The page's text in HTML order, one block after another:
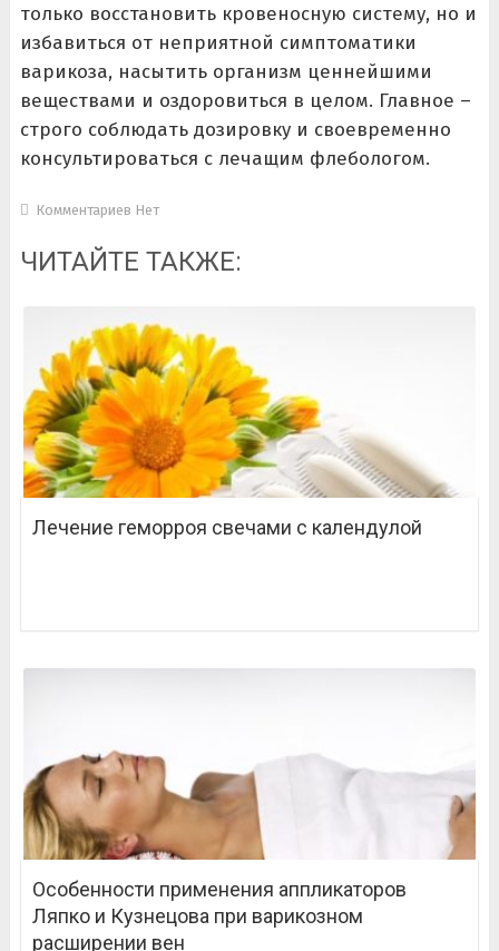
только восстановить кровеносную систему, но и
избавиться от неприятной симптоматики
варикоза, насытить организм ценнейшими
веществами и оздоровиться в целом. Главное –
строго соблюдать дозировку и своевременно
консультироваться с лечащим флебологом.
Комментариев Нет
ЧИТАЙТЕ ТАКЖЕ:
Лечение геморроя свечами с календулой
Особенности применения аппликаторов
Ляпко и Кузнецова при варикозном
расширении вен